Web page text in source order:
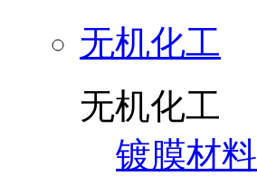
无机化工
无机化工
镀膜材料